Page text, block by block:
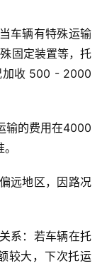
车辆有特殊运输
固定装置等，托
加收 500 - 2000
输的费用在4000
远地区，因路况
系：若车辆在托
较大，下次托运